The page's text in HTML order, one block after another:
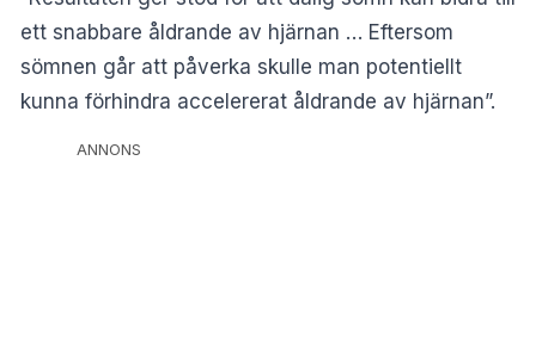
ett snabbare åldrande av hjärnan … Eftersom
sömnen går att påverka skulle man potentiellt
kunna förhindra accelererat åldrande av hjärnan”.
ANNONS